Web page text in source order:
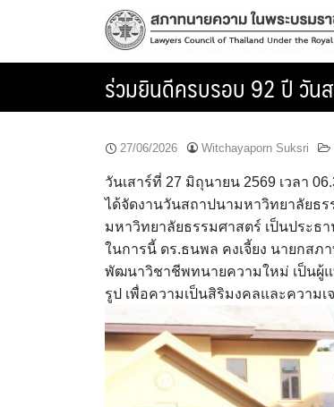
ร่วมยินดีครบรอบ 92 ปี วัน
27/06/2026 Witchayaporn Suksri
วันเสาร์ที่ 27 มิถุนายน 2569 เวลา
ได้จัดงานวันสถาปนามหาวิทยาลัยธ
มหาวิทยาลัยธรรมศาสตร์ เป็นประธ
ในการนี้ ดร.ธนพล คงเจี้ยง นายกส
พัฒนาวิชาชีพทนายความใหม่ เป็นผู้
รูป เพื่อความเป็นสิริมงคลและความเ